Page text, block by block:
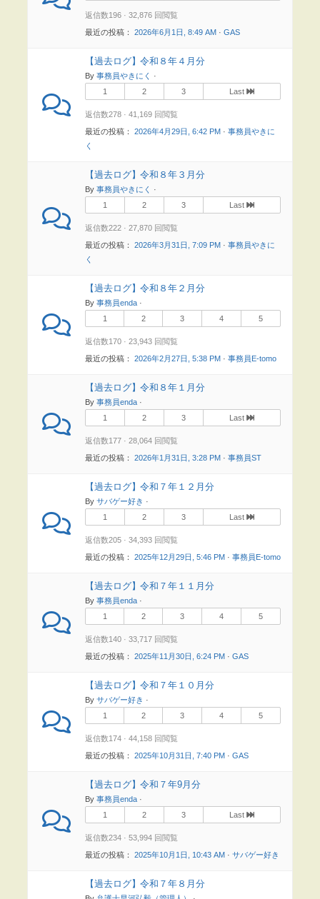
返信数196 · 32,876 回閲覧
最近の投稿： 2026年6月1日, 8:49 AM · GAS
【過去ログ】令和８年４月分
By 事務員やきにく
·
1
2 3 Last
返信数278 · 41,169 回閲覧
最近の投稿： 2026年4月29日, 6:42 PM · 事務員やきに
く
【過去ログ】令和８年３月分
By 事務員やきにく
·
1
2 3 Last
返信数222 · 27,870 回閲覧
最近の投稿： 2026年3月31日, 7:09 PM · 事務員やきに
く
【過去ログ】令和８年２月分
By 事務員enda ·
1
2 3 4 5
返信数170 · 23,943 回閲覧
最近の投稿： 2026年2月27日, 5:38 PM · 事務員E-tomo
【過去ログ】令和８年１月分
By 事務員enda ·
1
2 3 Last
返信数177 · 28,064 回閲覧
最近の投稿： 2026年1月31日, 3:28 PM · 事務員ST
【過去ログ】令和７年１２月分
By サバゲー好き ·
1
2 3 Last
返信数205 · 34,393 回閲覧
最近の投稿： 2025年12月29日, 5:46 PM · 事務員E-tomo
【過去ログ】令和７年１１月分
By 事務員enda ·
1
2 3 4 5
返信数140 · 33,717 回閲覧
最近の投稿： 2025年11月30日, 6:24 PM · GAS
【過去ログ】令和７年１０月分
By サバゲー好き ·
1
2 3 4 5
返信数174 · 44,158 回閲覧
最近の投稿： 2025年10月31日, 7:40 PM · GAS
【過去ログ】令和７年9月分
By 事務員enda ·
1
2 3 Last
返信数234 · 53,994 回閲覧
最近の投稿： 2025年10月1日, 10:43 AM · サバゲー好き
【過去ログ】令和７年８月分